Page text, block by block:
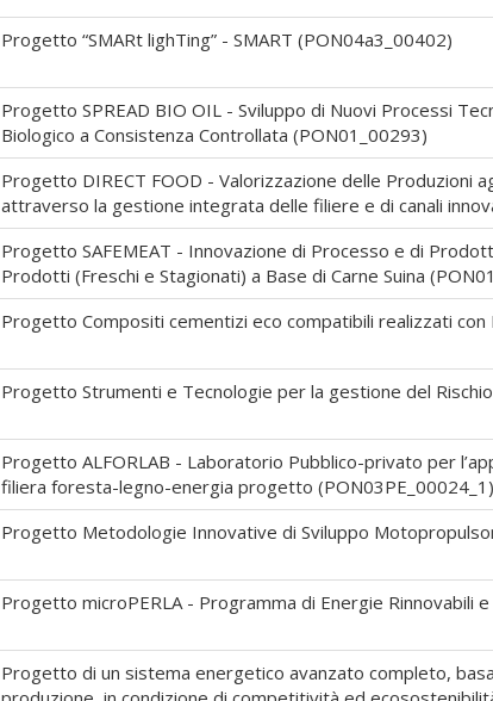
Progetto “SMARt lighTing” - SMART (PON04a3_00402)
Progetto SPREAD BIO OIL - Sviluppo di Nuovi Processi
Biologico a Consistenza Controllata (PON01_00293)
Progetto DIRECT FOOD - Valorizzazione delle Produzioni
attraverso la gestione integrata delle filiere e di canali
Progetto SAFEMEAT - Innovazione di Processo e di
Prodotti (Freschi e Stagionati) a Base di Carne Suina
Progetto Compositi cementizi eco compatibili realizzati con
Progetto Strumenti e Tecnologie per la gestione del
Progetto ALFORLAB - Laboratorio Pubblico-privato per
filiera foresta-legno-energia progetto (PON03PE_00024_1)
Progetto Metodologie Innovative di Sviluppo
Progetto microPERLA - Programma di Energie Rinnovabili
Progetto di un sistema energetico avanzato completo,